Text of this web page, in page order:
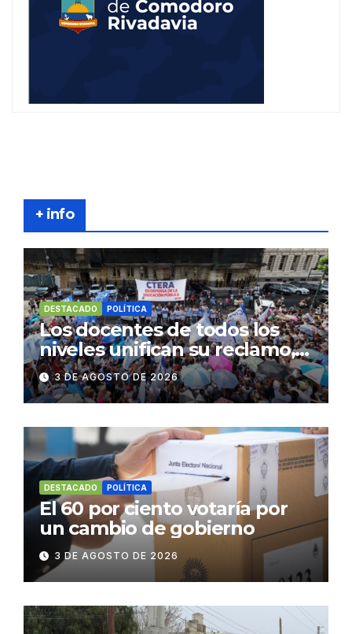
+ info
DESTACADO POLÍTICA
Los docentes de todos los
niveles unifican su reclamo,
paran y se movilizan
3 DE AGOSTO DE 2026
DESTACADO POLÍTICA
El 60 por ciento votaría por
un cambio de gobierno
3 DE AGOSTO DE 2026